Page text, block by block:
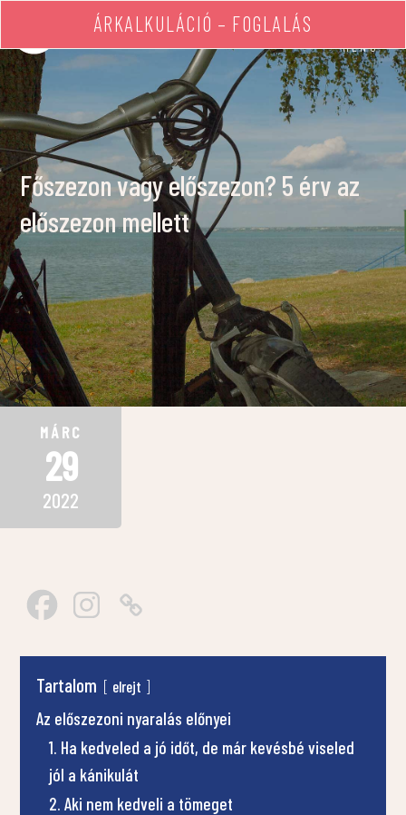
MENÜ
ÁRKALKULÁCIÓ – FOGLALÁS
Főszezon vagy előszezon? 5 érv az
előszezon mellett
MÁRC
29
2022
Tartalom elrejt
Az előszezoni nyaralás előnyei
1. Ha kedveled a jó időt, de már kevésbé viseled
jól a kánikulát
2. Aki nem kedveli a tömeget